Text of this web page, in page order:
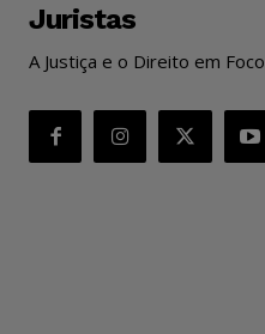
Juristas
A Justiça e o Direito em Foco